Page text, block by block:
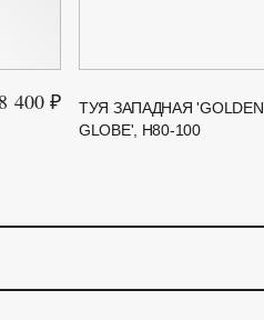
400 ₽
ТУЯ ЗАПАДНАЯ 'GOLDEN
GLOBE', H80-100